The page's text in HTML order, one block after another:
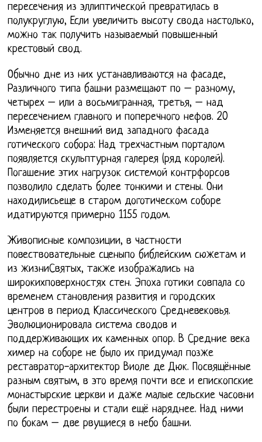
пересечения из эллиптической превратилась в
полукруглую, Если увеличить высоту свода настолько,
можно так получить называемый повышенный
крестовый свод.
Обычно дне из них устанавливаются на фасаде,
Различного типа башни размещают по – разному,
четырех – или а восьмигранная, третья, – над
пересечением главного и поперечного нефов. 20
Изменяется внешний вид западного фасада
готического собора: Над трехчастным порталом
появляется скульптурная галерея (ряд королей).
Погашение этих нагрузок системой контрфорсов
позволило сделать более тонкими и стены. Они
находилисьеще в старом доготическом соборе
идатируются примерно 1155 годом.
Живописные композиции, в частности
повествовательные сценыпо библейским сюжетам и
из жизниСвятых, также изображались на
широкихповерхностях стен. Эпоха готики совпала со
временем становления развития и городских
центров в период Классического Средневековья.
Эволюционировала система сводов и
поддерживающих их каменных опор. В Средние века
химер на соборе не было их придумал позже
реставратор-архитектор Виоле де Дюк. Посвящённые
разным святым, в это время почти все и епископские
монастырские церкви и даже малые сельские часовни
были перестроены и стали ещё наряднее. Над ними
по бокам – две рвущиеся в небо башни.